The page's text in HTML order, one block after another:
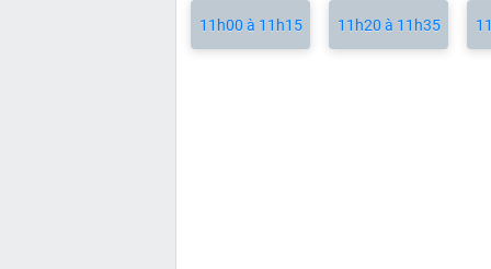
11h00 à 11h15 11h20 à 11h35